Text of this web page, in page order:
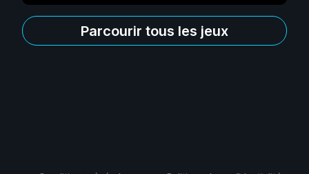
Parcourir tous les jeux